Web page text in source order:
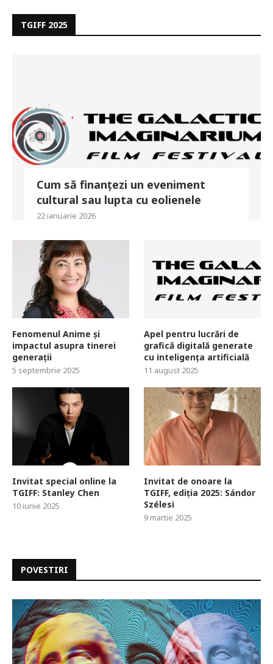
TGIFF 2025
Cum să finanțezi un eveniment
cultural sau lupta cu eolienele
22 ianuarie 2026
Fenomenul Anime și
impactul asupra tinerei
generații
5 septembrie 2025
Apel pentru lucrări de
grafică digitală generate
cu inteligența artificială
11 august 2025
Invitat special online la
TGIFF: Stanley Chen
10 iunie 2025
Invitat de onoare la
TGIFF, ediția 2025: Sándor
Szélesi
9 martie 2025
POVESTIRI